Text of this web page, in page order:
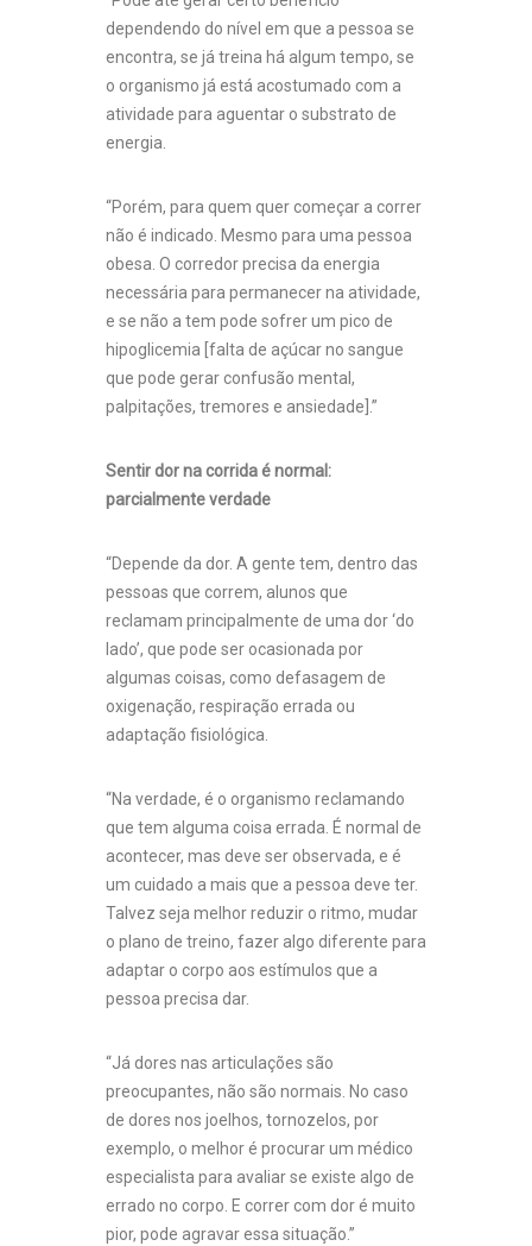
dependendo do nível em que a pessoa se
encontra, se já treina há algum tempo, se
o organismo já está acostumado com a
atividade para aguentar o substrato de
energia.
“Porém, para quem quer começar a correr
não é indicado. Mesmo para uma pessoa
obesa. O corredor precisa da energia
necessária para permanecer na atividade,
e se não a tem pode sofrer um pico de
hipoglicemia [falta de açúcar no sangue
que pode gerar confusão mental,
palpitações, tremores e ansiedade].”
Sentir dor na corrida é normal:
parcialmente verdade
“Depende da dor. A gente tem, dentro das
pessoas que correm, alunos que
reclamam principalmente de uma dor ‘do
lado’, que pode ser ocasionada por
algumas coisas, como defasagem de
oxigenação, respiração errada ou
adaptação fisiológica.
“Na verdade, é o organismo reclamando
que tem alguma coisa errada. É normal de
acontecer, mas deve ser observada, e é
um cuidado a mais que a pessoa deve ter.
Talvez seja melhor reduzir o ritmo, mudar
o plano de treino, fazer algo diferente para
adaptar o corpo aos estímulos que a
pessoa precisa dar.
“Já dores nas articulações são
preocupantes, não são normais. No caso
de dores nos joelhos, tornozelos, por
exemplo, o melhor é procurar um médico
especialista para avaliar se existe algo de
errado no corpo. E correr com dor é muito
pior, pode agravar essa situação.”